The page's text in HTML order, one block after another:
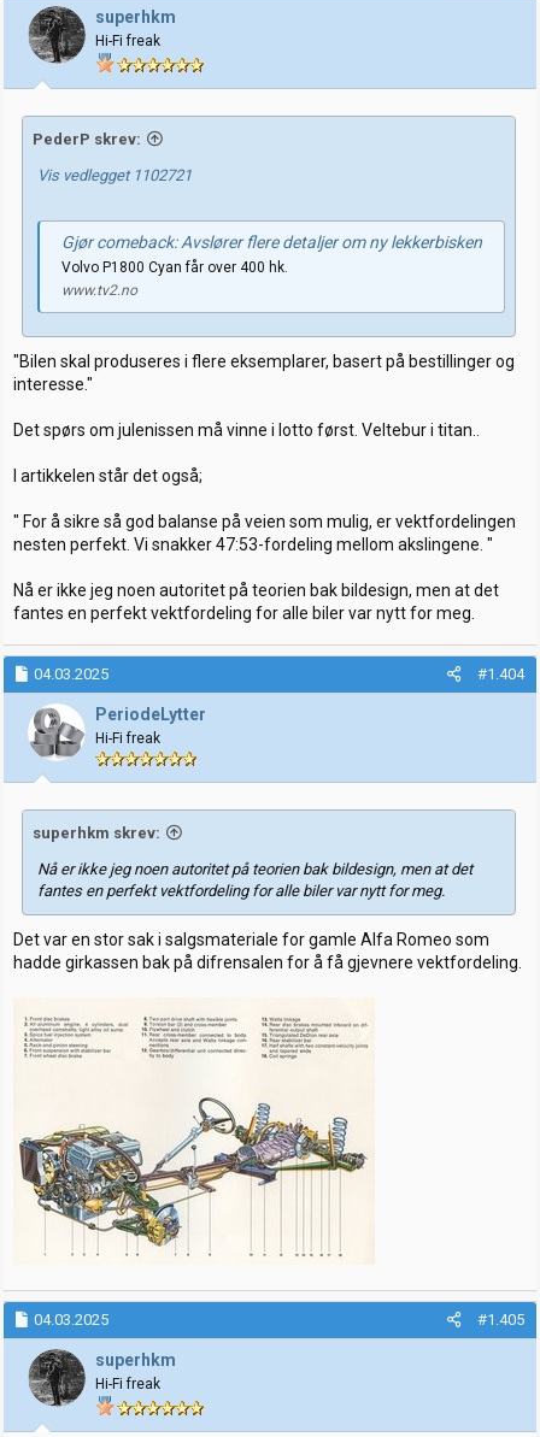
j
o
n
e
r
superhkm
Hi-Fi freak
PederP skrev:
Vis vedlegget 1102721
Gjør comeback: Avslører flere detaljer om ny lekkerbisken
Volvo P1800 Cyan får over 400 hk.
www.tv2.no
"Bilen skal produseres i flere eksemplarer, basert på bestillinger og
interesse."
Det spørs om julenissen må vinne i lotto først. Veltebur i titan..
I artikkelen står det også;
" For å sikre så god balanse på veien som mulig, er vektfordelingen
nesten perfekt. Vi snakker 47:53-fordeling mellom akslingene. "
Nå er ikke jeg noen autoritet på teorien bak bildesign, men at det
fantes en perfekt vektfordeling for alle biler var nytt for meg.
04.03.2025 #1.404
PeriodeLytter
Hi-Fi freak
superhkm skrev:
Nå er ikke jeg noen autoritet på teorien bak bildesign, men at det
fantes en perfekt vektfordeling for alle biler var nytt for meg.
Det var en stor sak i salgsmateriale for gamle Alfa Romeo som
hadde girkassen bak på difrensalen for å få gjevnere vektfordeling.
04.03.2025 #1.405
superhkm
Hi-Fi freak